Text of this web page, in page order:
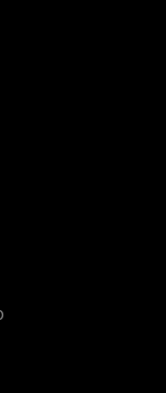
SA, Toate